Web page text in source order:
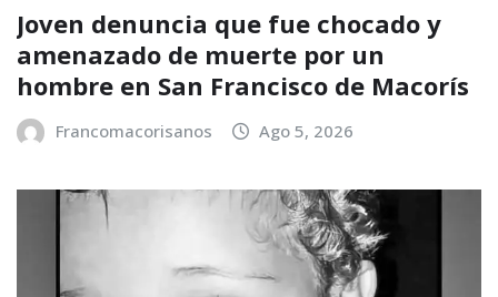
Joven denuncia que fue chocado y
amenazado de muerte por un
hombre en San Francisco de Macorís
Francomacorisanos Ago 5, 2026